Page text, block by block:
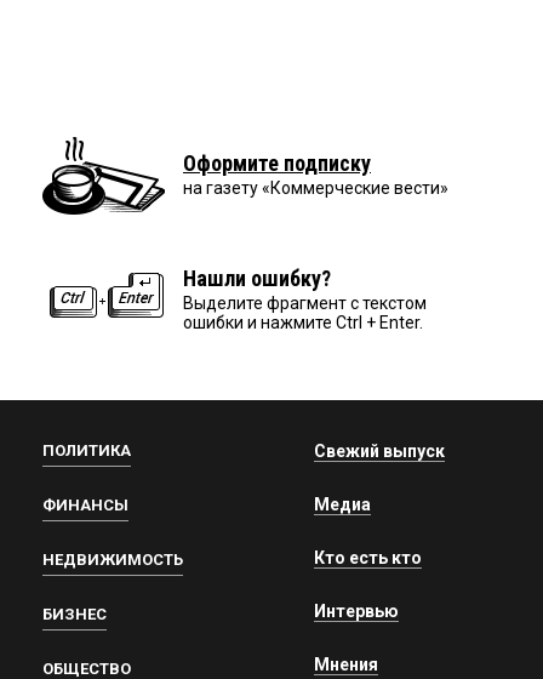
Оформите подписку
на газету «Коммерческие вести»
Нашли ошибку?
Выделите фрагмент с текстом
ошибки и нажмите Ctrl + Enter.
ПОЛИТИКА
ФИНАНСЫ
НЕДВИЖИМОСТЬ
БИЗНЕС
ОБЩЕСТВО
Свежий выпуск
Медиа
Кто есть кто
Интервью
Мнения